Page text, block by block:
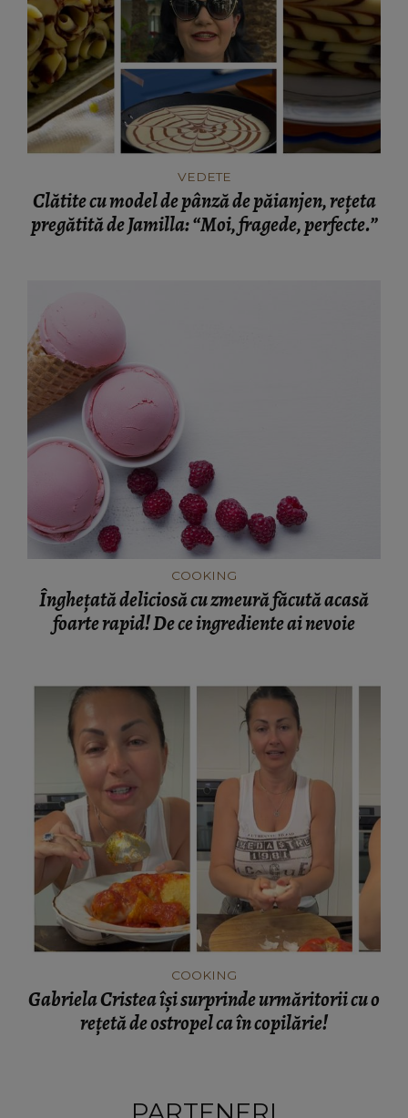
VEDETE
Clătite cu model de pânză de păianjen, rețeta
pregătită de Jamilla: “Moi, fragede, perfecte.”
COOKING
Înghețată deliciosă cu zmeură făcută acasă
foarte rapid! De ce ingrediente ai nevoie
COOKING
Gabriela Cristea își surprinde urmăritorii cu o
rețetă de ostropel ca în copilărie!
PARTENERI